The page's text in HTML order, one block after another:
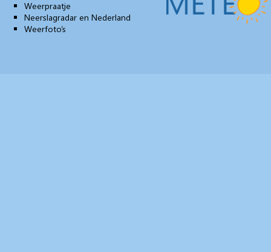
Weerpraatje
Neerslagradar en Nederland
Weerfoto’s